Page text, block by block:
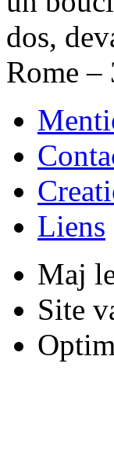
dos,
Rome
Liens
Maj
Site